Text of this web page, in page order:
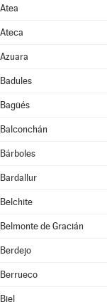
Atea
Ateca
Azuara
Badules
Bagüés
Balconchán
Bárboles
Bardallur
Belchite
Belmonte de Gracián
Berdejo
Berrueco
Biel